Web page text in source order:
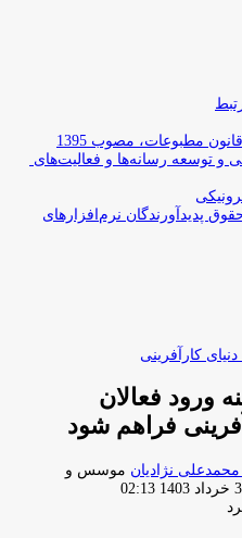
مطبوعات، مصوب 1395
و توسعه رسانه­‌ها و فعالیت‌­های
پدیدآورندگان نرم‌افزارهای
کارآفرینی
ورود فعالان
فراهم شود
موسس و
02:13